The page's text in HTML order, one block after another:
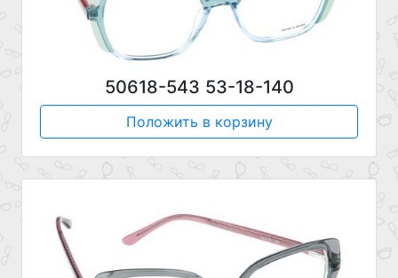
50618-543 53-18-140
Положить в корзину